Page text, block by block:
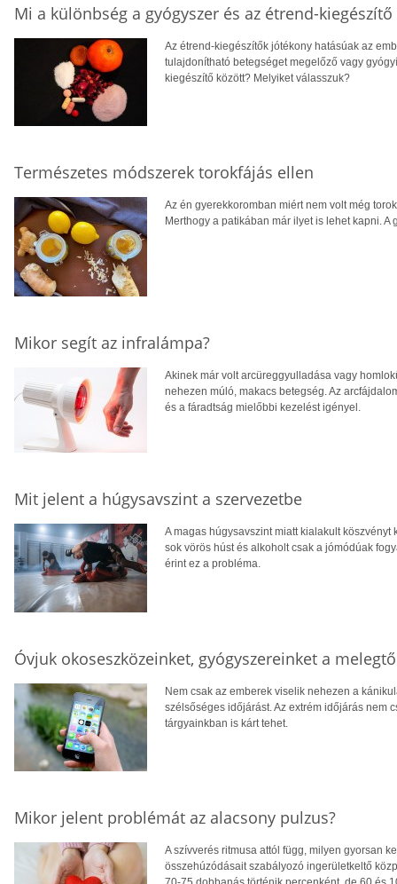
Mi a különbség a gyógyszer és az étrend-kiegészítő
Az étrend-kiegészítők jótékony hatásúak az
tulajdonítható betegséget megelőző vagy
kiegészítő között? Melyiket válasszuk?
Természetes módszerek torokfájás ellen
Az én gyerekkoromban miért nem volt még
Merthogy a patikában már ilyet is lehet kapni. A
Mikor segít az infralámpa?
Akinek már volt arcüreggyulladása vagy
nehezen múló, makacs betegség. Az
és a fáradtság mielőbbi kezelést igényel.
Mit jelent a húgysavszint a szervezetbe
A magas húgysavszint miatt kialakult
sok vörös húst és alkoholt csak a jómódúak
érint ez a probléma.
Óvjuk okoseszközeinket, gyógyszereinket a
Nem csak az emberek viselik nehezen a
szélsőséges időjárást. Az extrém időjárás nem
tárgyainkban is kárt tehet.
Mikor jelent problémát az alacsony pulzus?
A szívverés ritmusa attól függ, milyen gyorsan
összehúzódásait szabályozó ingerületkeltő